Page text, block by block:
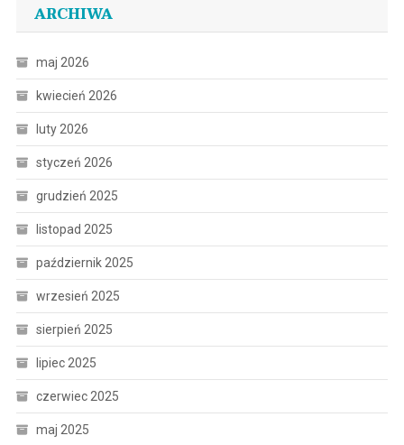
ARCHIWA
maj 2026
kwiecień 2026
luty 2026
styczeń 2026
grudzień 2025
listopad 2025
październik 2025
wrzesień 2025
sierpień 2025
lipiec 2025
czerwiec 2025
maj 2025